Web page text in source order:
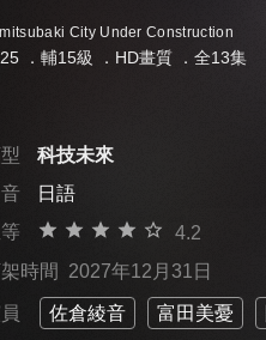
City Under Construction
． 輔15級 ．HD畫質 ．全13集
科技未來
日語
4.2
時間 2027年12月31日
佐倉綾音 富田美憂